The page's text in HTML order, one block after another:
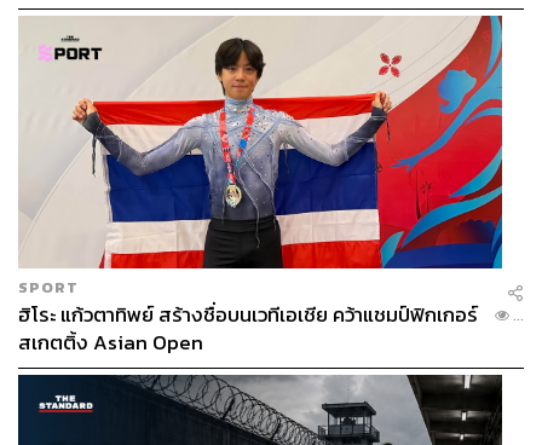
SPORT
ฮิโระ แก้วตาทิพย์ สร้างชื่อบนเวทีเอเชีย คว้าแชมป์ฟิกเกอร์
สเกตติ้ง Asian Open
...